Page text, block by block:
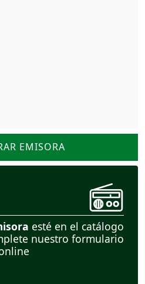
EMISORA
esté en el catálogo
nuestro formulario